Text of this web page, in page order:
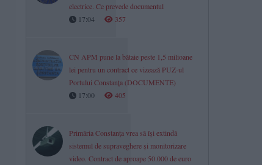
electrice. Ce prevede documentul
17:04
357
CN APM pune la bătaie peste 1,5 milioane
lei pentru un contract ce vizează PUZ-ul
Portului Constanța (DOCUMENTE)
17:00
405
Primăria Constanța vrea să își extindă
sistemul de supraveghere și monitorizare
video. Contract de aproape 50.000 de euro